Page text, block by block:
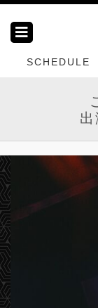
SCHEDULE